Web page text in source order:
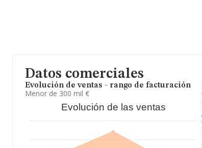
Datos comerciales
Evolución de ventas - rango de facturación
Menor de 300 mil €
Evolución de las ventas